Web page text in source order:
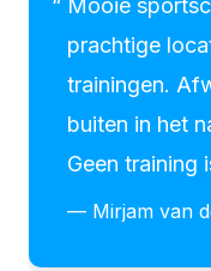
prachtige
trainingen.
buiten in het
Geen training
van Kenny
— Mirjam van